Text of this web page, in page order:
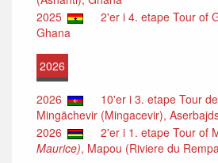
2025
2'er i 4. etape Tour of
Ghana
2026
2026
10'er i 3. etape Tour
Mingächevir (Mingacevir),
2026
2'er i 1. etape Tour of
Maurice), Mapou (Riviere du